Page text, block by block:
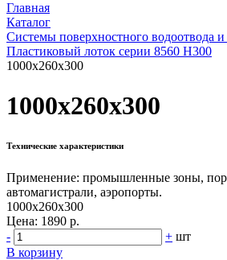
Главная
Каталог
Системы поверхностного водоотвода
Пластиковый лоток серии 8560 Н300
1000x260x300
1000x260x300
Технические характеристики
Применение: промышленные зоны,
автомагистрали, аэропорты.
1000x260x300
Цена: 1890 р.
-
+ шт
В корзину